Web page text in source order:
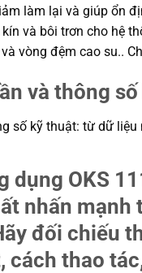
làm lại và giúp ổn
và bôi trơn cho hệ
vòng đệm cao su..
và thông
số kỹ thuật: từ dữ
dụng OKS
nhấn
đối chiếu
cách thao